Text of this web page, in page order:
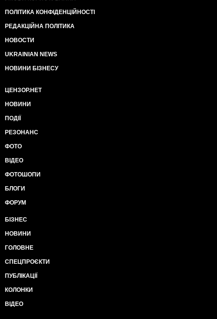
ПОЛІТИКА КОНФІДЕНЦІЙНОСТІ
РЕДАКЦІЙНА ПОЛІТИКА
НОВОСТИ
UKRAINIAN NEWS
НОВИНИ БІЗНЕСУ
ЦЕНЗОР.НЕТ
НОВИНИ
ПОДІЇ
РЕЗОНАНС
ФОТО
ВІДЕО
ФОТОШОПИ
БЛОГИ
ФОРУМ
БІЗНЕС
НОВИНИ
ГОЛОВНЕ
СПЕЦПРОЄКТИ
ПУБЛІКАЦІЇ
КОЛОНКИ
ВІДЕО